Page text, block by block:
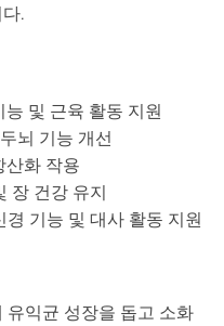
.
능 및 근육 활동 지원
뇌 기능 개선
산화 작용
장 건강 유지
경 기능 및 대사 활동 지원
익균 성장을 돕고 소화